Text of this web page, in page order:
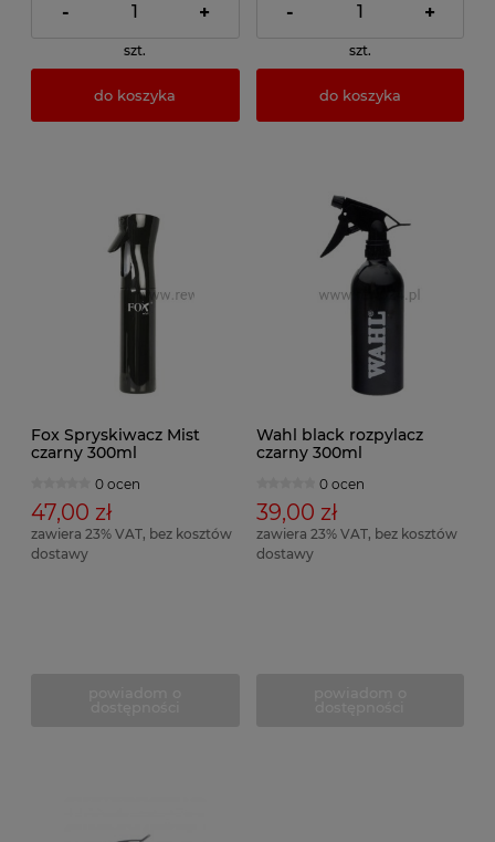
- +
szt.
do koszyka
- +
szt.
do koszyka
Fox Spryskiwacz Mist
czarny 300ml
0 ocen
47,00 zł
zawiera 23% VAT, bez kosztów
dostawy
Wahl black rozpylacz
czarny 300ml
0 ocen
39,00 zł
zawiera 23% VAT, bez kosztów
dostawy